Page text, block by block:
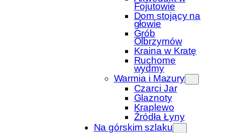
Fojutowie
Dom stojący na
głowie
Grób
Olbrzymów
Kraina w Kratę
Ruchome
wydmy
Warmia i Mazury
Czarci Jar
Glaznoty
Kraplewo
Źródła Łyny
Na górskim szlaku